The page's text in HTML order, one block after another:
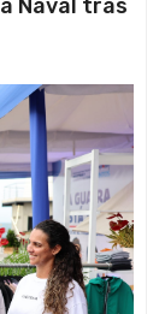
Naval tras